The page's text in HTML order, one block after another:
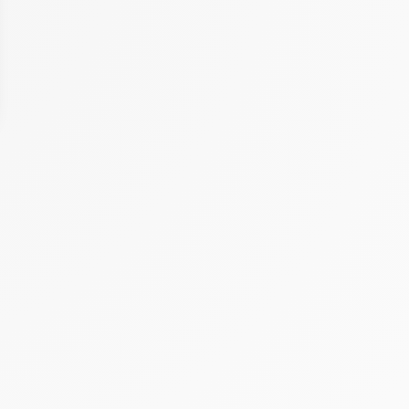
de confidentialité, en garantissant la conformité avec